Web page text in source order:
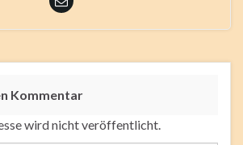
Kommentar
wird nicht veröffentlicht.